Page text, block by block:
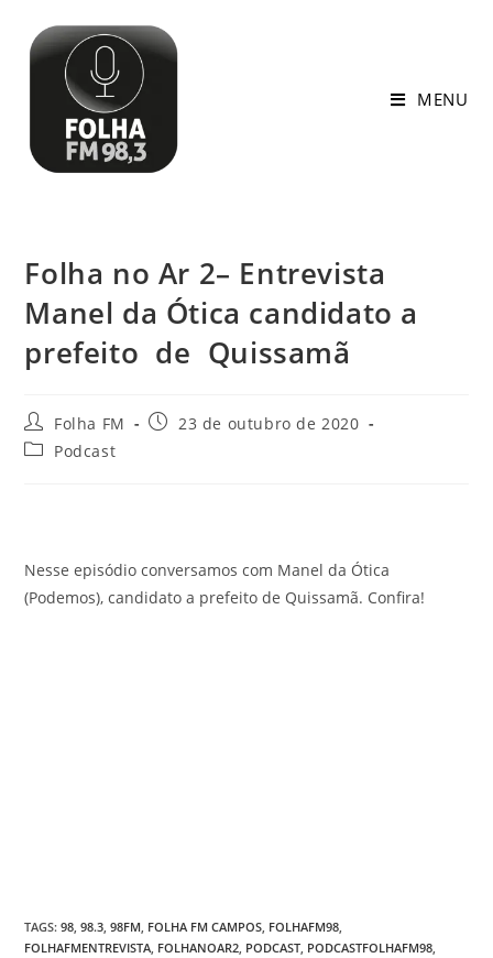
MENU
Folha no Ar 2– Entrevista
Manel da Ótica candidato a
prefeito de Quissamã
Folha FM
23 de outubro de 2020
Podcast
Nesse episódio conversamos com Manel da Ótica
(Podemos), candidato a prefeito de Quissamã. Confira!
TAGS:98 98.3 98FM FOLHA FM CAMPOS FOLHAFM98
FOLHAFMENTREVISTA FOLHANOAR2 PODCAST PODCASTFOLHAFM98